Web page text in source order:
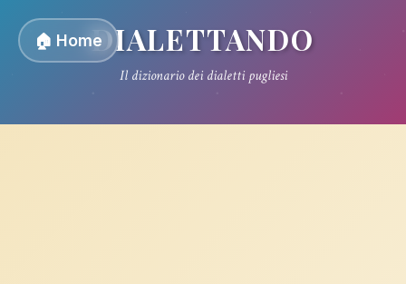
🏠 HomeDIALETTANDO
Il dizionario dei dialetti pugliesi